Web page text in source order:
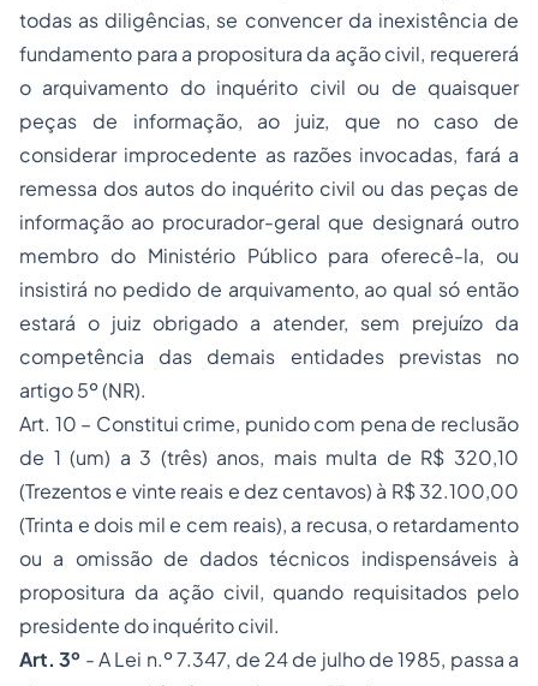
todas as diligências, se convencer da inexistência de
fundamento para a propositura da ação civil, requererá
o arquivamento do inquérito civil ou de quaisquer
peças de informação, ao juiz, que no caso de
considerar improcedente as razões invocadas, fará a
remessa dos autos do inquérito civil ou das peças de
informação ao procurador-geral que designará outro
membro do Ministério Público para oferecê-la, ou
insistirá no pedido de arquivamento, ao qual só então
estará o juiz obrigado a atender, sem prejuízo da
competência das demais entidades previstas no
artigo 5º (NR).
Art. 10 – Constitui crime, punido com pena de reclusão
de 1 (um) a 3 (três) anos, mais multa de R$ 320,10
(Trezentos e vinte reais e dez centavos) à R$ 32.100,00
(Trinta e dois mil e cem reais), a recusa, o retardamento
ou a omissão de dados técnicos indispensáveis à
propositura da ação civil, quando requisitados pelo
presidente do inquérito civil.
Art. 3º - A Lei n.º 7.347, de 24 de julho de 1985, passa a